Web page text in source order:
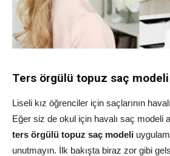
Ters örgülü topuz saç modeli
Liseli kız öğrenciler için saçlarının
Eğer siz de okul için havalı saç modeli
ters örgülü topuz saç modeli
unutmayın. İlk bakışta biraz zor gibi